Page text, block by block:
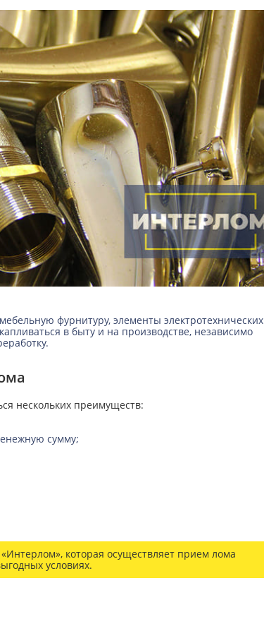
фурнитуру, элементы электротехнических
в быту и на производстве, независимо
нескольких преимуществ:
сумму;
которая осуществляет прием лома
условиях.